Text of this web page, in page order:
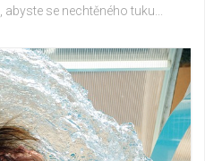
se nechtěného tuku...